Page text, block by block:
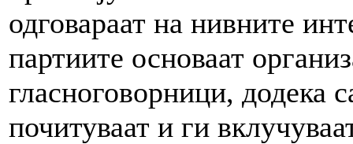
одговараат на нивните
партиите основаат
гласноговорници, додека
почитуваат и ги